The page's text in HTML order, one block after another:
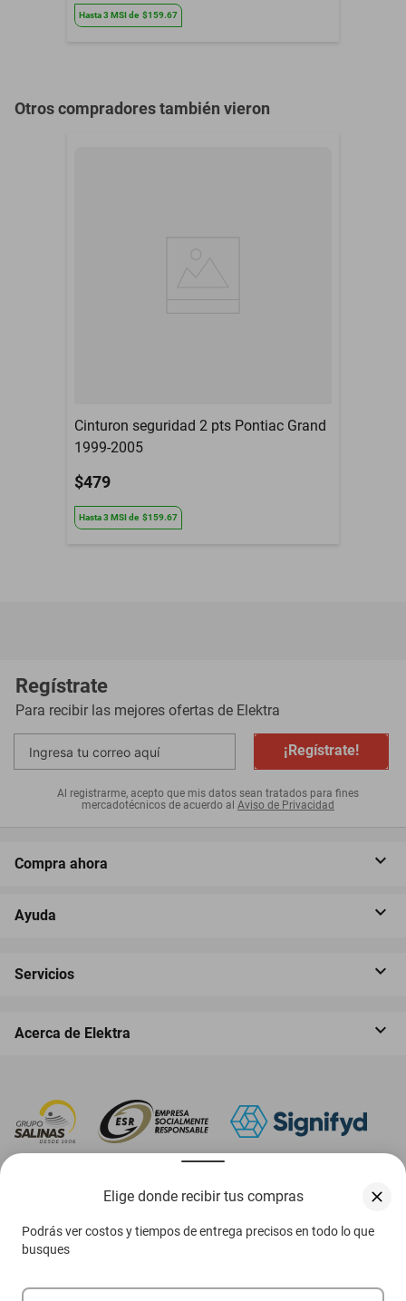
Elige donde recibir tus compras
Podrás ver costos y tiempos de entrega precisos en todo lo que
busques
Hasta3 MSIde $159.67
Otros compradores también vieron
Cinturon seguridad 2 pts Pontiac Grand
1999-2005
$479
Hasta3 MSIde $159.67
Regístrate
Para recibir las mejores ofertas de Elektra
¡Regístrate!
Al registrarme, acepto que mis datos sean tratados para fines
mercadotécnicos de acuerdo al Aviso de Privacidad
Compra ahora
Ayuda
Servicios
Acerca de Elektra